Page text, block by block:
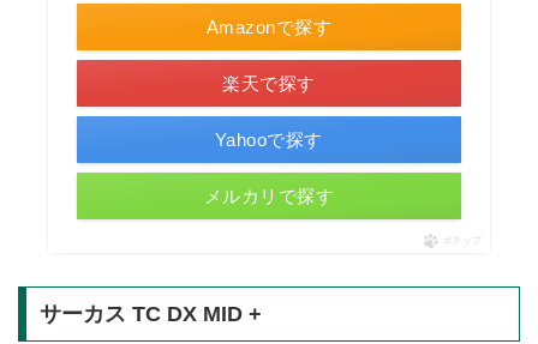
Amazonで探す
楽天で探す
Yahooで探す
メルカリで探す
ポチップ
サーカス TC DX MID +